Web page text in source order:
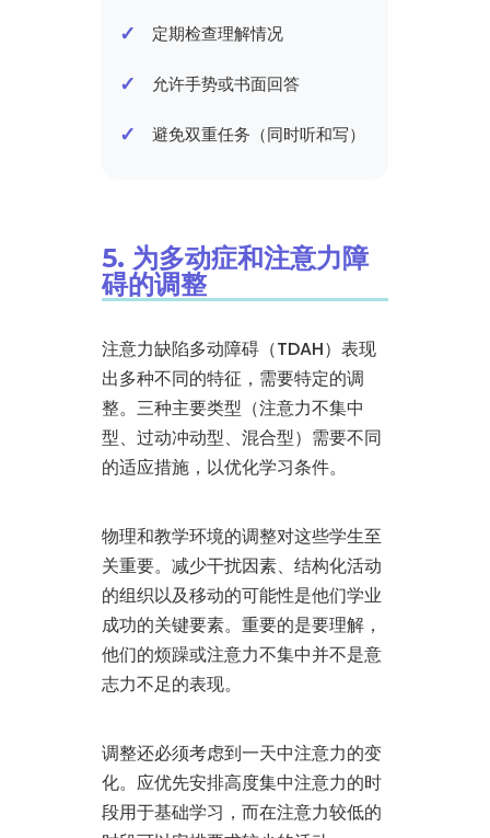
定期检查理解情况
允许手势或书面回答
避免双重任务（同时听和写）
5. 为多动症和注意力障
碍的调整
注意力缺陷多动障碍（TDAH）表现
出多种不同的特征，需要特定的调
整。三种主要类型（注意力不集中
型、过动冲动型、混合型）需要不同
的适应措施，以优化学习条件。
物理和教学环境的调整对这些学生至
关重要。减少干扰因素、结构化活动
的组织以及移动的可能性是他们学业
成功的关键要素。重要的是要理解，
他们的烦躁或注意力不集中并不是意
志力不足的表现。
调整还必须考虑到一天中注意力的变
化。应优先安排高度集中注意力的时
段用于基础学习，而在注意力较低的